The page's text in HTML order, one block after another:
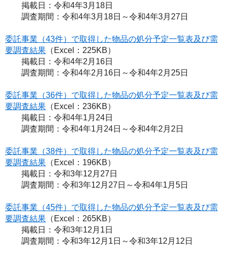
掲載日：令和4年3月18日
調査期間：令和4年3月18日～令和4年3月27日
委託事業（43件）で取得した物品の処分予定一覧表及び需
要調査結果 （Excel：225KB）
掲載日：令和4年2月16日
調査期間：令和4年2月16日～令和4年2月25日
委託事業（36件）で取得した物品の処分予定一覧表及び需
要調査結果 （Excel：236KB）
掲載日：令和4年1月24日
調査期間：令和4年1月24日～令和4年2月2日
委託事業（38件）で取得した物品の処分予定一覧表及び需
要調査結果 （Excel：196KB）
掲載日：令和3年12月27日
調査期間：令和3年12月27日～令和4年1月5日
委託事業（45件）で取得した物品の処分予定一覧表及び需
要調査結果 （Excel：265KB）
掲載日：令和3年12月1日
調査期間：令和3年12月1日～令和3年12月12日